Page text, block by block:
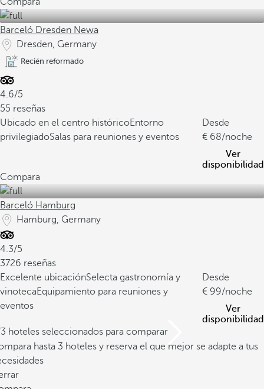
Barceló Dresden Newa
Dresden, Germany
Recién reformado
4.6/5
55 reseñas
Ubicado en el centro históricoEntorno
privilegiadoSalas para reuniones y eventos
Desde
68/noche
Ver
disponibilidad
Compara
Barceló Hamburg
Hamburg, Germany
4.3/5
3726 reseñas
Excelente ubicaciónSelecta gastronomía y
vinotecaEquipamiento para reuniones y
eventos
Desde
99/noche
Ver
disponibilidad
hoteles seleccionados para comparar
hasta 3 hoteles y reserva el que mejor se adapte a tus